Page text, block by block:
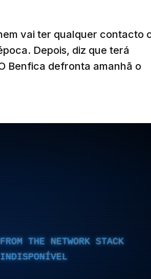
vai ter qualquer contacto
Depois, diz que terá
Benfica defronta amanhã o
THE NETWORK STACK
INDISPONÍVEL